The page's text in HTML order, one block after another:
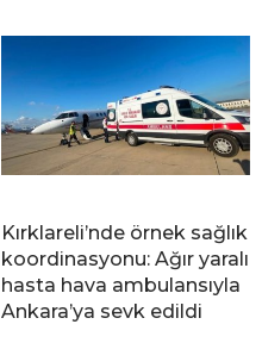
Kırklareli’nde örnek sağlık
koordinasyonu: Ağır yaralı
hasta hava ambulansıyla
Ankara’ya sevk edildi